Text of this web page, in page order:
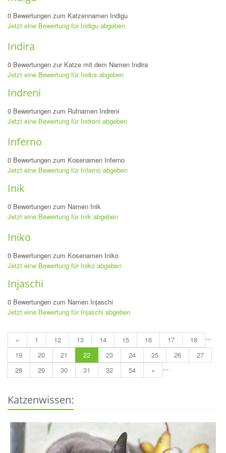
0 Bewertungen zum Katzennamen Indigu
Jetzt eine Bewertung für Indigu abgeben
Indira
0 Bewertungen zur Katze mit dem Namen Indira
Jetzt eine Bewertung für Indira abgeben
Indreni
0 Bewertungen zum Rufnamen Indreni
Jetzt eine Bewertung für Indreni abgeben
Inferno
0 Bewertungen zum Kosenamen Inferno
Jetzt eine Bewertung für Inferno abgeben
Inik
0 Bewertungen zum Namen Inik
Jetzt eine Bewertung für Inik abgeben
Iniko
0 Bewertungen zum Kosenamen Iniko
Jetzt eine Bewertung für Iniko abgeben
Injaschi
0 Bewertungen zum Namen Injaschi
Jetzt eine Bewertung für Injaschi abgeben
« 1 ...
12 13 14 15 16 17
18
19
20 21 22 23 24 25 26
27
28
29 30 31 32 ...
54 »
Katzenwissen: